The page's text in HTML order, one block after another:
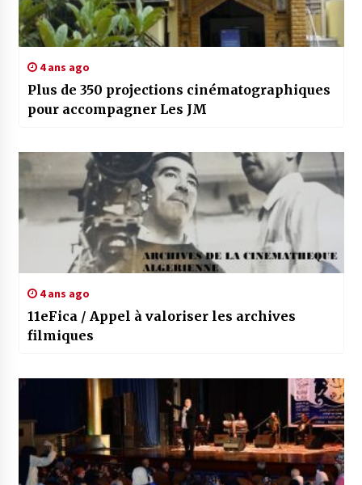
4 ans ago
Plus de 350 projections cinématographiques
pour accompagner Les JM
4 ans ago
11eFica / Appel à valoriser les archives
filmiques